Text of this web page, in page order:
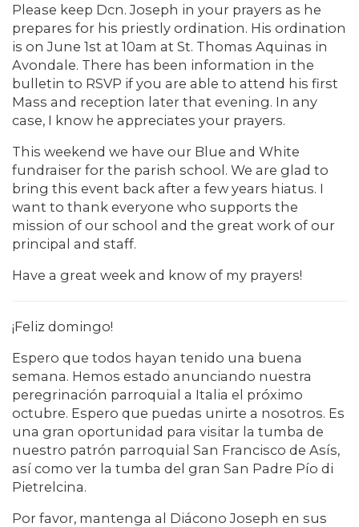
Please keep Dcn. Joseph in your prayers as he
prepares for his priestly ordination. His ordination
is on June 1st at 10am at St. Thomas Aquinas in
Avondale. There has been information in the
bulletin to RSVP if you are able to attend his first
Mass and reception later that evening. In any
case, I know he appreciates your prayers.
This weekend we have our Blue and White
fundraiser for the parish school. We are glad to
bring this event back after a few years hiatus. I
want to thank everyone who supports the
mission of our school and the great work of our
principal and staff.
Have a great week and know of my prayers!
¡Feliz domingo!
Espero que todos hayan tenido una buena
semana. Hemos estado anunciando nuestra
peregrinación parroquial a Italia el próximo
octubre. Espero que puedas unirte a nosotros. Es
una gran oportunidad para visitar la tumba de
nuestro patrón parroquial San Francisco de Asís,
así como ver la tumba del gran San Padre Pío di
Pietrelcina.
Por favor, mantenga al Diácono Joseph en sus